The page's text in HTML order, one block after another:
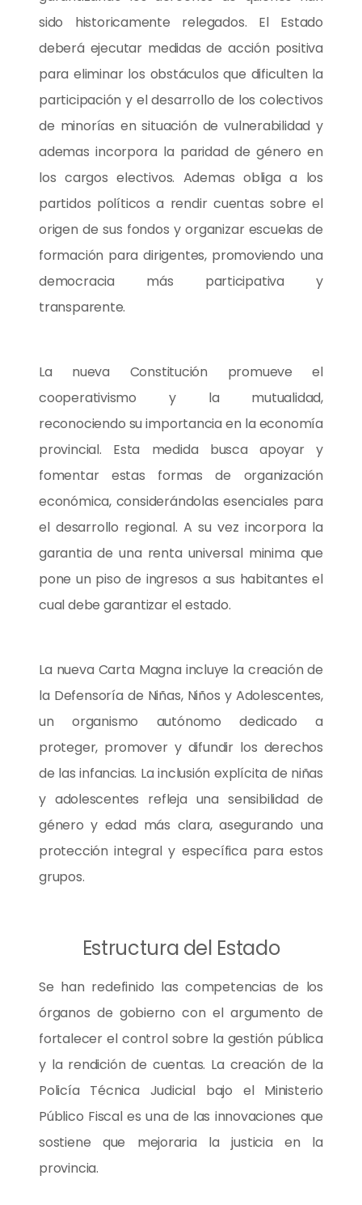
sido historicamente relegados. El Estado
deberá ejecutar medidas de acción positiva
para eliminar los obstáculos que dificulten la
participación y el desarrollo de los colectivos
de minorías en situación de vulnerabilidad y
ademas incorpora la paridad de género en
los cargos electivos. Ademas obliga a los
partidos políticos a rendir cuentas sobre el
origen de sus fondos y organizar escuelas de
formación para dirigentes, promoviendo una
democracia más participativa y
transparente.
La nueva Constitución promueve el
cooperativismo y la mutualidad,
reconociendo su importancia en la economía
provincial. Esta medida busca apoyar y
fomentar estas formas de organización
económica, considerándolas esenciales para
el desarrollo regional. A su vez incorpora la
garantia de una renta universal minima que
pone un piso de ingresos a sus habitantes el
cual debe garantizar el estado.
La nueva Carta Magna incluye la creación de
la Defensoría de Niñas, Niños y Adolescentes,
un organismo autónomo dedicado a
proteger, promover y difundir los derechos
de las infancias. La inclusión explícita de niñas
y adolescentes refleja una sensibilidad de
género y edad más clara, asegurando una
protección integral y específica para estos
grupos.
Estructura del Estado
Se han redefinido las competencias de los
órganos de gobierno con el argumento de
fortalecer el control sobre la gestión pública
y la rendición de cuentas. La creación de la
Policía Técnica Judicial bajo el Ministerio
Público Fiscal es una de las innovaciones que
sostiene que mejoraria la justicia en la
provincia.